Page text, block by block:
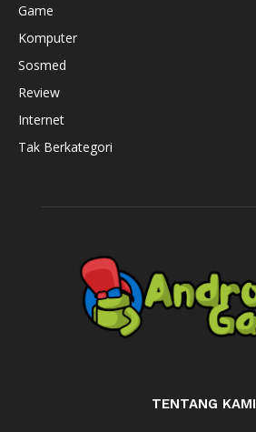
Game
Komputer
Sosmed
Review
Internet
Tak Berkategori
TENTANG KAMI